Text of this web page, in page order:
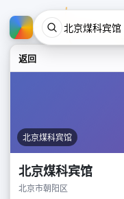
返回
北京煤科宾馆
北京煤科宾馆
北京市朝阳区